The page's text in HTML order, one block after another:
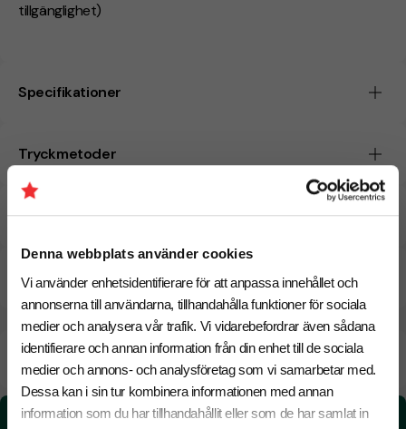
Denna webbplats använder cookies
Vi använder enhetsidentifierare för att anpassa innehållet och
annonserna till användarna, tillhandahålla funktioner för sociala
medier och analysera vår trafik. Vi vidarebefordrar även sådana
identifierare och annan information från din enhet till de sociala
medier och annons- och analysföretag som vi samarbetar med.
Dessa kan i sin tur kombinera informationen med annan
information som du har tillhandahållit eller som de har samlat in
tillgänglighet)
Specifikationer
Tryckmetoder
Pristabell
CO₂e -avtryck
Beräknad leveranstid: 8 arbetsdagar
Snabbare leverans? Kontakta oss.
CO₂e -avtryck: